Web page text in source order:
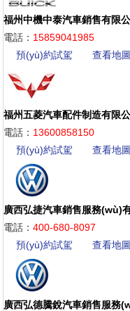
福州中機中泰汽車銷售有限
電話： 15859041985
預(yù)約試駕
查看地圖
福州五菱汽車配件制造有限
電話： 13600858150
預(yù)約試駕
查看地圖
廣西弘捷汽車銷售服務(wù)
電話： 400-680-8097
預(yù)約試駕
查看地圖
廣西弘德騰銳汽車銷售服務